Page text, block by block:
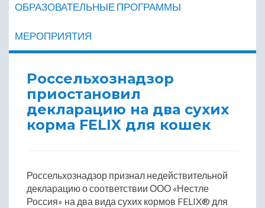
ОБРАЗОВАТЕЛЬНЫЕ ПРОГРАММЫ
МЕРОПРИЯТИЯ
Россельхознадзор
приостановил
декларацию на два сухих
корма FELIX для кошек
Россельхознадзор признал недействительной
декларацию о соответствии ООО «Нестле
Россия» на два вида сухих кормов FELIX® для